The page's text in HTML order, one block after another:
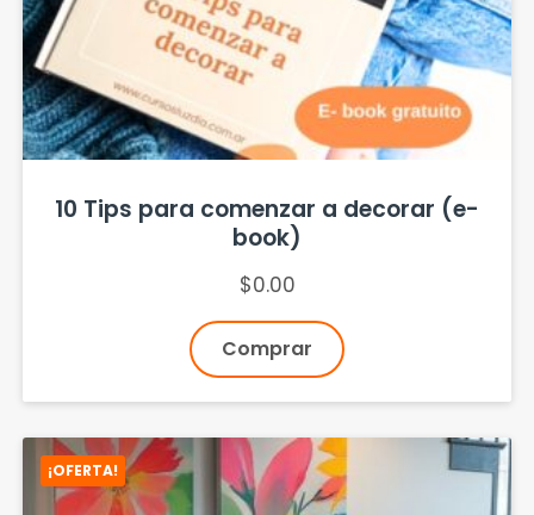
10 Tips para comenzar a decorar (e-
book)
$0.00
Comprar
¡OFERTA!